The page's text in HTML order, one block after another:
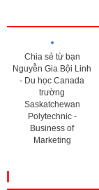
Chia sẻ từ bạn
Nguyễn Gia Bội Linh
- Du học Canada
trường
Saskatchewan
Polytechnic -
Business of
Marketing